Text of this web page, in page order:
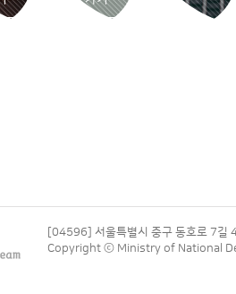
[04596] 서울특별시 중구 동호로 7길
Copyright ⓒ Ministry of National